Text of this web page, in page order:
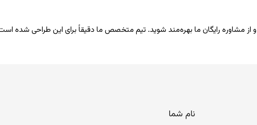
و از مشاوره رایگان ما بهره‌مند شوید. تیم متخصص ما دقیقاً برای این طراحی شده
شما